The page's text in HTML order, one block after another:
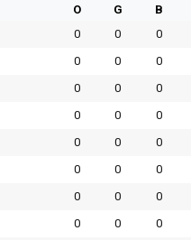
O G B
0 0 0
0 0 0
0 0 0
0 0 0
0 0 0
0 0 0
0 0 0
0 0 0